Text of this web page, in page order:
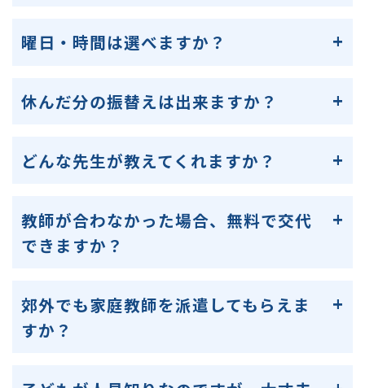
曜日・時間は選べますか？
休んだ分の振替えは出来ますか？
どんな先生が教えてくれますか？
教師が合わなかった場合、無料で交代
できますか？
郊外でも家庭教師を派遣してもらえま
すか？